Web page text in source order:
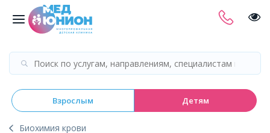
Взрослым Детям
Биохимия крови